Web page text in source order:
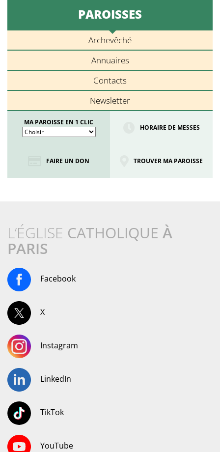
PAROISSES
Archevêché
Annuaires
Contacts
Newsletter
MA PAROISSE EN 1 CLIC
HORAIRE DE MESSES
FAIRE UN DON TROUVER MA PAROISSE
L’ÉGLISE CATHOLIQUE À
PARIS
Facebook
X
Instagram
LinkedIn
TikTok
YouTube